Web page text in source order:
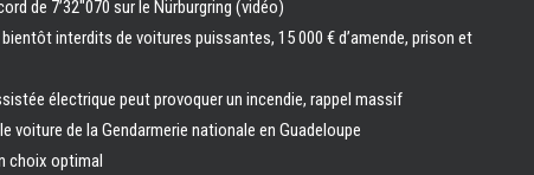
de 7’32″070 sur le Nürburgring (vidéo)
interdits de voitures puissantes, 15 000 € d’amende, prison et
électrique peut provoquer un incendie, rappel massif
voiture de la Gendarmerie nationale en Guadeloupe
choix optimal